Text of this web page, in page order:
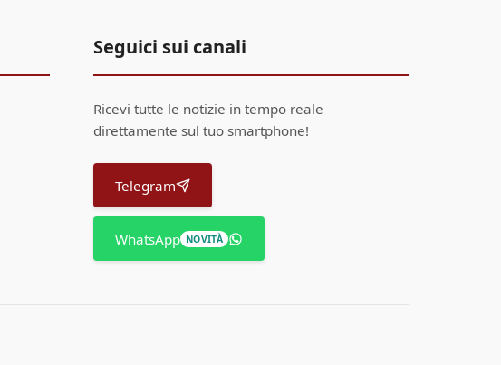
Seguici sui canali
Ricevi tutte le notizie in tempo reale
direttamente sul tuo smartphone!
Telegram
WhatsApp NOVITÀ